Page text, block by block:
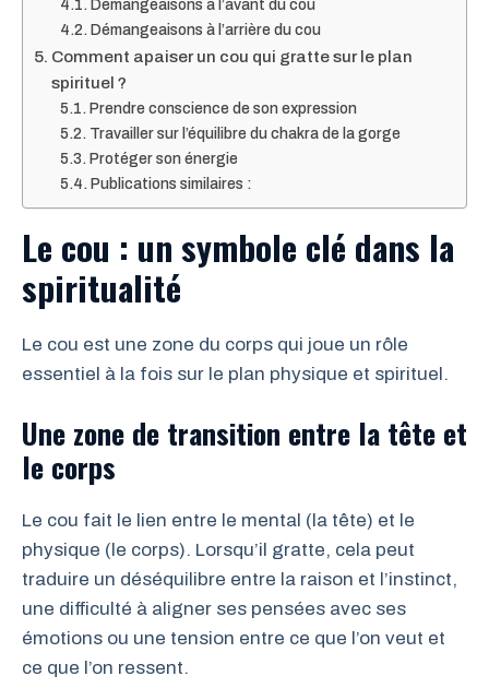
Démangeaisons à l’avant du cou
Démangeaisons à l’arrière du cou
Comment apaiser un cou qui gratte sur le plan
spirituel ?
Prendre conscience de son expression
Travailler sur l’équilibre du chakra de la gorge
Protéger son énergie
Publications similaires :
Le cou : un symbole clé dans la
spiritualité
Le cou est une zone du corps qui joue un rôle
essentiel à la fois sur le plan physique et spirituel.
Une zone de transition entre la tête et
le corps
Le cou fait le lien entre le mental (la tête) et le
physique (le corps). Lorsqu’il gratte, cela peut
traduire un déséquilibre entre la raison et l’instinct,
une difficulté à aligner ses pensées avec ses
émotions ou une tension entre ce que l’on veut et
ce que l’on ressent.